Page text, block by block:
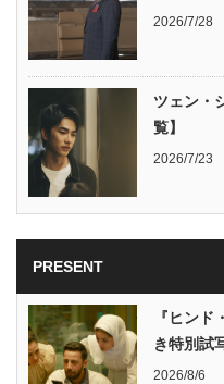
2026/7/28
ツェン・
覧】
2026/7/23
PRESENT
『ヒン
き特別試
2026/8/6